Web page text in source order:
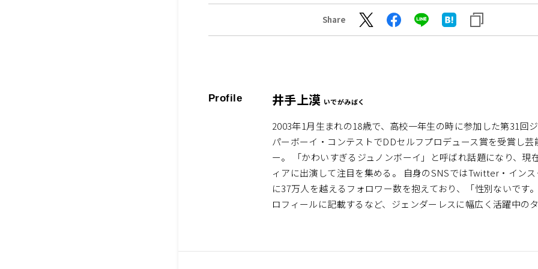
Share
Profile 井手上漠 いでがみばく
2003年1月生まれの18歳で、高校一年生の時に参加した第31回
パーボーイ・コンテストでDDセルフプロデュース賞を受賞し芸
ー。 「かわいすぎるジュノンボーイ」と呼ばれ話題になり、現
ィアに出演して注目を集める。 自身のSNSではTwitter・イン
に37万人を越えるフォロワー数を抱えており、「性別ないです
ロフィールに記載するなど、ジェンダーレスに幅広く活躍中の